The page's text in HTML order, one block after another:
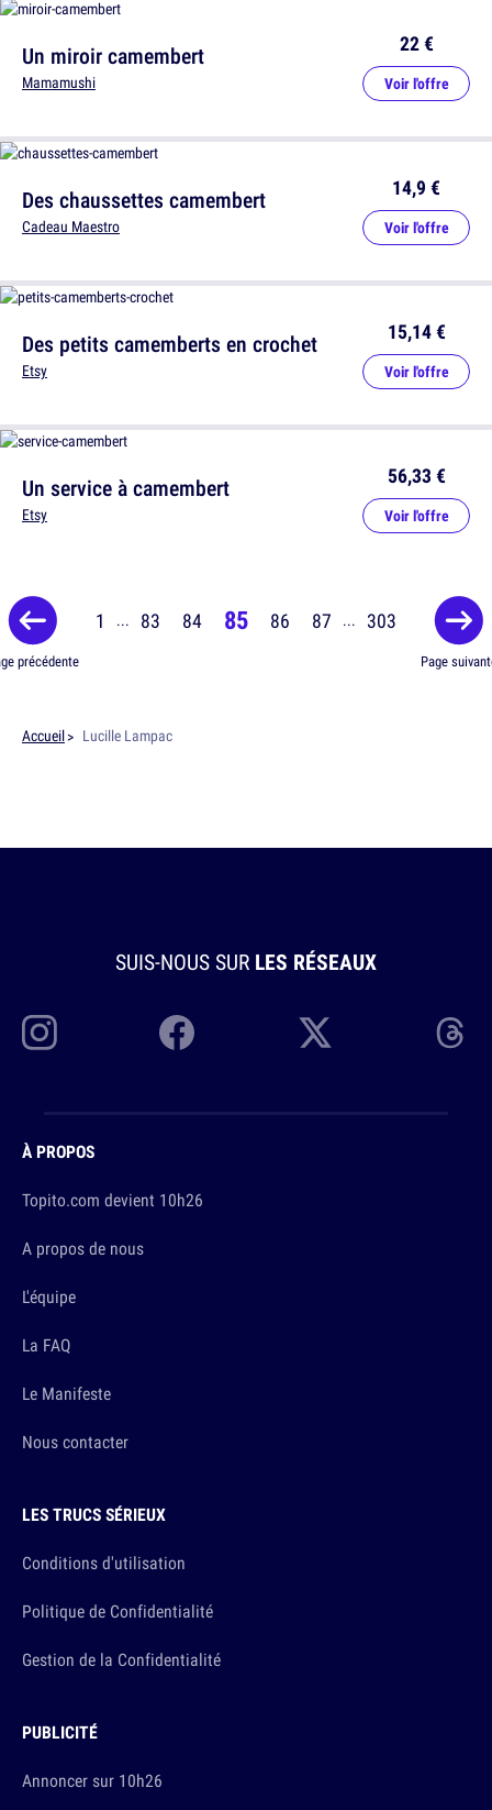
Des chaussettes camembert
Cadeau Maestro
14,9 €
Voir l'offre
Un service à camembert
Etsy
56,33 €
Voir l'offre
Un miroir camembert
Mamamushi
22 €
Voir l'offre
Des petits camemberts en crochet
Etsy
15,14 €
Voir l'offre
précédente
1 ... 83 84 85 86 87 ... 303
Page
Accueil Lucille Lampac
SUIS-NOUS SUR LES RÉSEAUX
À PROPOS
Topito.com devient 10h26
A propos de nous
L'équipe
La FAQ
Le Manifeste
Nous contacter
LES TRUCS SÉRIEUX
Conditions d'utilisation
Politique de Confidentialité
Gestion de la Confidentialité
PUBLICITÉ
Annoncer sur 10h26